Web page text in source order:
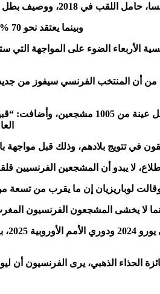
مباراة تبدو قوية في افتتاح منافسات الدور ربع النهائي لكأس العالم 2026،
وبينما يعتقد نحو 70 % أن رفاق مبابي سيشقون الطريق بثبات نحو اللقب، فإن 27 % يرون أن فريقهم لن يكون بطلا لمونديال 2026.
الأربعاء الضوء على المواجهة
وقالت لوباريزيان إن استطلاعًا
العالم،
لا يبدو أن المشجعين الفرنسيين
لوباريزيان إن ما يقرب من تسعة
لا يخشى المشجعون الفرنسيون المغرب، إلا أنهم يبدون،